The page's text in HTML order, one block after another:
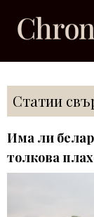
Статии
Има ли
толкова